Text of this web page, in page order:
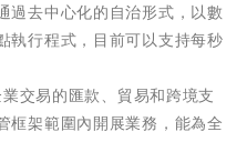
過去中心化的自治形式，以數
執行程式，目前可以支持每秒
交易的匯款、貿易和跨境支
框架範圍內開展業務，能為全